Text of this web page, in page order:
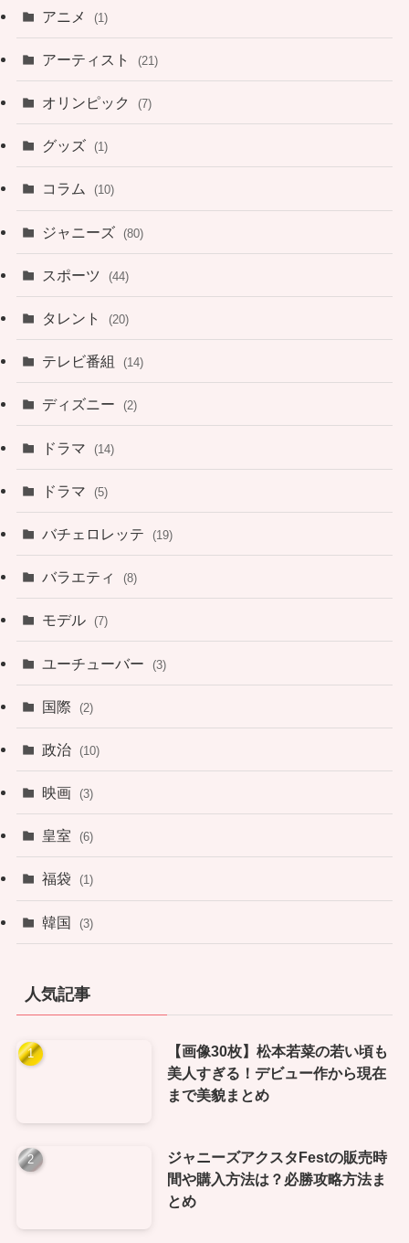
アニメ (1)
アーティスト (21)
オリンピック (7)
グッズ (1)
コラム (10)
ジャニーズ (80)
スポーツ (44)
タレント (20)
テレビ番組 (14)
ディズニー (2)
ドラマ (14)
ドラマ (5)
バチェロレッテ (19)
バラエティ (8)
モデル (7)
ユーチューバー (3)
国際 (2)
政治 (10)
映画 (3)
皇室 (6)
福袋 (1)
韓国 (3)
人気記事
【画像30枚】松本若菜の若い頃も
美人すぎる！デビュー作から現在
まで美貌まとめ
ジャニーズアクスタFestの販売時
間や購入方法は？必勝攻略方法ま
とめ